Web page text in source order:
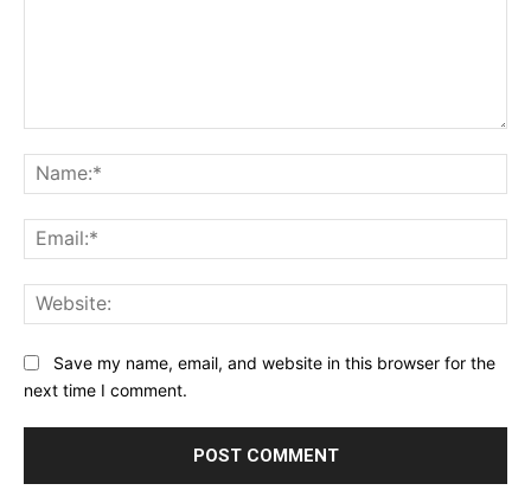
Save my name, email, and website in this browser for the
next time I comment.